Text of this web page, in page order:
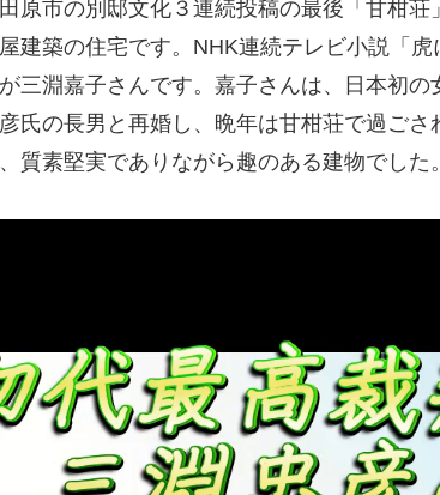
原市の別邸文化３連続投稿の最後「甘柑
建築の住宅です。NHK連続テレビ小説「
三淵嘉子さんです。嘉子さんは、日本初
氏の長男と再婚し、晩年は甘柑荘で過ご
質素堅実でありながら趣のある建物でした。